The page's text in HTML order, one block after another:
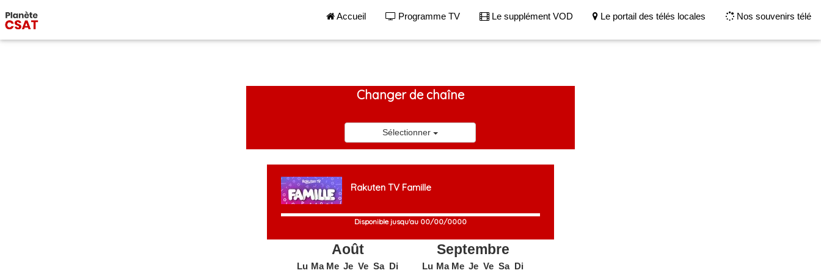
Accueil Programme TV Le supplément VOD Le portail des télés locales Nos souvenirs télé
Changer de chaîne
Sélectionner
Rakuten TV Famille
Disponible jusqu'au 00/00/0000
Août
Lu Ma Me Je Ve Sa Di
Septembre
Lu Ma Me Je Ve Sa Di